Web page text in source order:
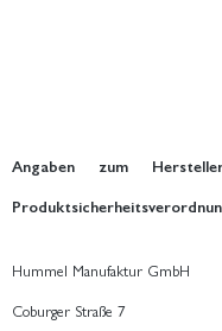
Angaben zum
Hummel Manufaktur GmbH
Coburger Straße 7